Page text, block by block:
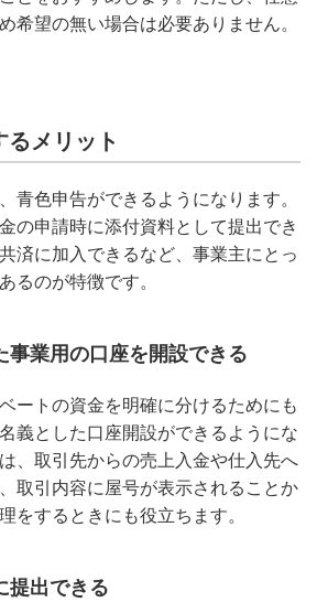
希望の無い場合は必要ありません。
るメリット
青色申告ができるようになります。
の申請時に添付資料として提出でき
済に加入できるなど、事業主にとっ
るのが特徴です。
事業用の口座を開設できる
ートの資金を明確に分けるためにも
義とした口座開設ができるようにな
、取引先からの売上入金や仕入先へ
取引内容に屋号が表示されることか
をするときにも役立ちます。
提出できる